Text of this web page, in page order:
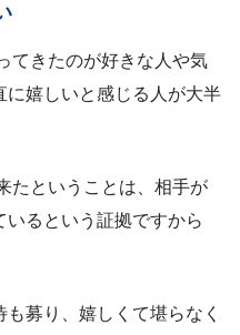
てきたのが好きな人や気
に嬉しいと感じる人が大半
たということは、相手が
いるという証拠ですから
募り、嬉しくて堪らなく